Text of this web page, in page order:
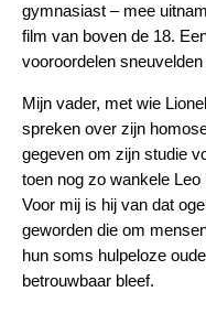
gymnasiast – mee
film van boven de 18.
vooroordelen
Mijn vader, met wie
spreken over zijn
gegeven om zijn studie
toen nog zo wankele
Voor mij is hij van dat
geworden die om
hun soms hulpeloze
betrouwbaar bleef.